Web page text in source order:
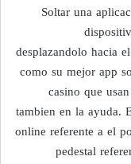
Soltar una
desplazandolo hacia
como su mejor app
casino que
tambien en la ayuda.
online referente a el
pedestal